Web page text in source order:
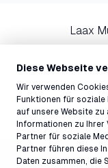
Diese Webseite
Wir verwenden
Funktionen für soziale
auf unsere Website zu
Informationen zu Ihrer
Partner für soziale
Partner führen diese
Daten zusammen, die
Laax